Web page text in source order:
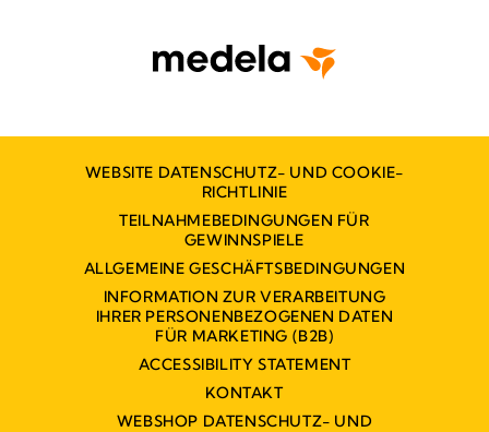
WEBSITE DATENSCHUTZ- UND COOKIE-
RICHTLINIE
TEILNAHMEBEDINGUNGEN FÜR
GEWINNSPIELE
ALLGEMEINE GESCHÄFTSBEDINGUNGEN
INFORMATION ZUR VERARBEITUNG
IHRER PERSONENBEZOGENEN DATEN
FÜR MARKETING (B2B)
ACCESSIBILITY STATEMENT
KONTAKT
WEBSHOP DATENSCHUTZ- UND